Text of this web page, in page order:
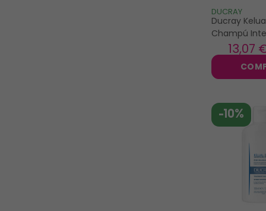
DUCRAY
Ducray
Champú
Anticaspa
13,07
-10%